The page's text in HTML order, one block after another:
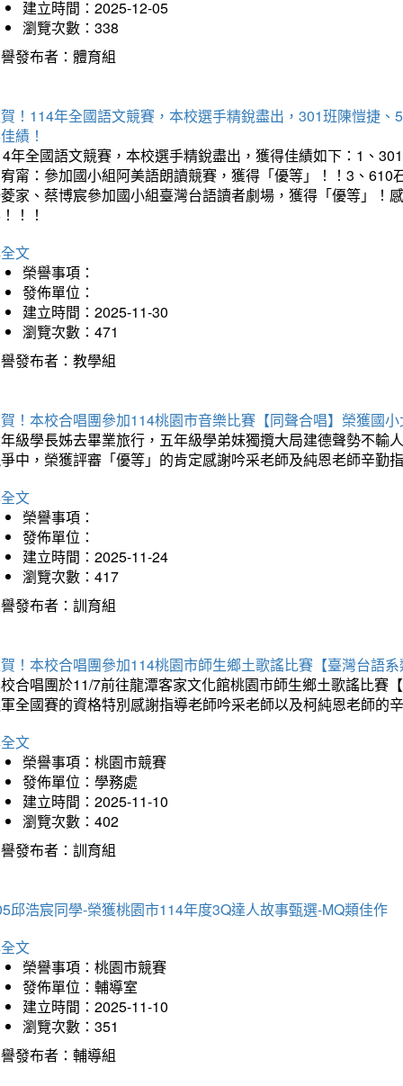
建立時間：2025-12-05
瀏覽次數：338
發布者：體育組
！114年全國語文競賽，本校選手精銳盡出，301班陳愷捷
績！
年全國語文競賽，本校選手精銳盡出，獲得佳績如下：1、
甯：參加國小組阿美語朗讀競賽，獲得「優等」！！3、
家、蔡博宸參加國小組臺灣台語讀者劇場，獲得「優等」！
！！
文
榮譽事項：
發佈單位：
建立時間：2025-11-30
瀏覽次數：471
發布者：教學組
！本校合唱團參加114桃園市音樂比賽【同聲合唱】榮獲國
級學長姊去畢業旅行，五年級學弟妹獨攬大局建德聲勢不輸
中，榮獲評審「優等」的肯定感謝吟采老師及純恩老師辛勤
文
榮譽事項：
發佈單位：
建立時間：2025-11-24
瀏覽次數：417
發布者：訓育組
！本校合唱團參加114桃園市師生鄉土歌謠比賽【臺灣台語
合唱團於11/7前往龍潭客家文化館桃園市師生鄉土歌謠比賽
全國賽的資格特別感謝指導老師吟采老師以及柯純恩老師的
文
榮譽事項：桃園市競賽
發佈單位：學務處
建立時間：2025-11-10
瀏覽次數：402
發布者：訓育組
邱浩宸同學-榮獲桃園市114年度3Q達人故事甄選-MQ類佳作
文
榮譽事項：桃園市競賽
發佈單位：輔導室
建立時間：2025-11-10
瀏覽次數：351
發布者：輔導組